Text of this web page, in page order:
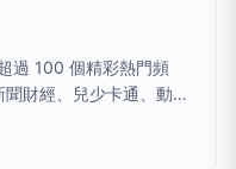
過 100 個精彩熱門頻
財經、兒少卡通、動漫
、運動休閒、音樂綜
有盡有！